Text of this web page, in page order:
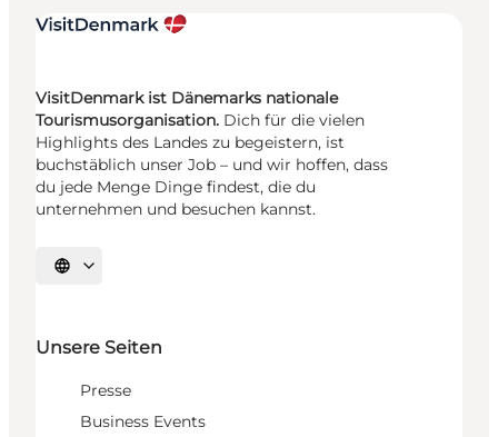
VisitDenmark ist Dänemarks nationale
Tourismusorganisation. Dich für die vielen
Highlights des Landes zu begeistern, ist
buchstäblich unser Job – und wir hoffen, dass
du jede Menge Dinge findest, die du
unternehmen und besuchen kannst.
Sprache auswählen
Unsere Seiten
Presse
Business Events